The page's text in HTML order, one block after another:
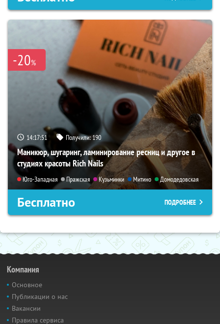
-20%
14:17:50 Получили:190
Маникюр, шугаринг, ламинирование ресниц и другое в
студиях красоты Rich Nails
Юго-Западная Пражская Кузьминки Митино Домодедовская
Бесплатно ПОДРОБНЕЕ
Компания
Основное
Публикации о нас
Вакансии
Правила сервиса